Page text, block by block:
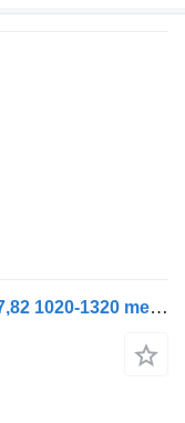
MAN Vehicle Rigid 6x2-2 BDF 7,45/7,82 1020-1320 mechanic